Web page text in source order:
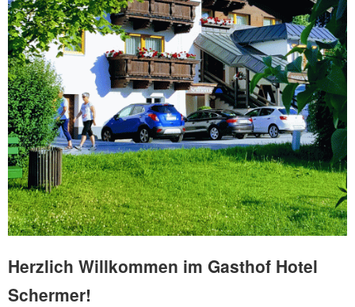
Herzlich Willkommen im Gasthof Hotel
Schermer!